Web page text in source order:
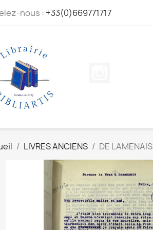
nous : +33(0)669771717
LIVRES ANCIENS DE